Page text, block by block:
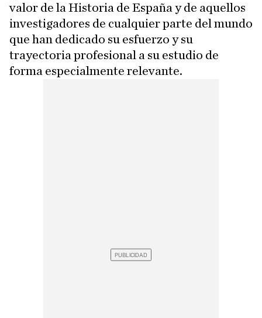
valor de la Historia de España y de aquellos
investigadores de cualquier parte del mundo
que han dedicado su esfuerzo y su
trayectoria profesional a su estudio de
forma especialmente relevante.